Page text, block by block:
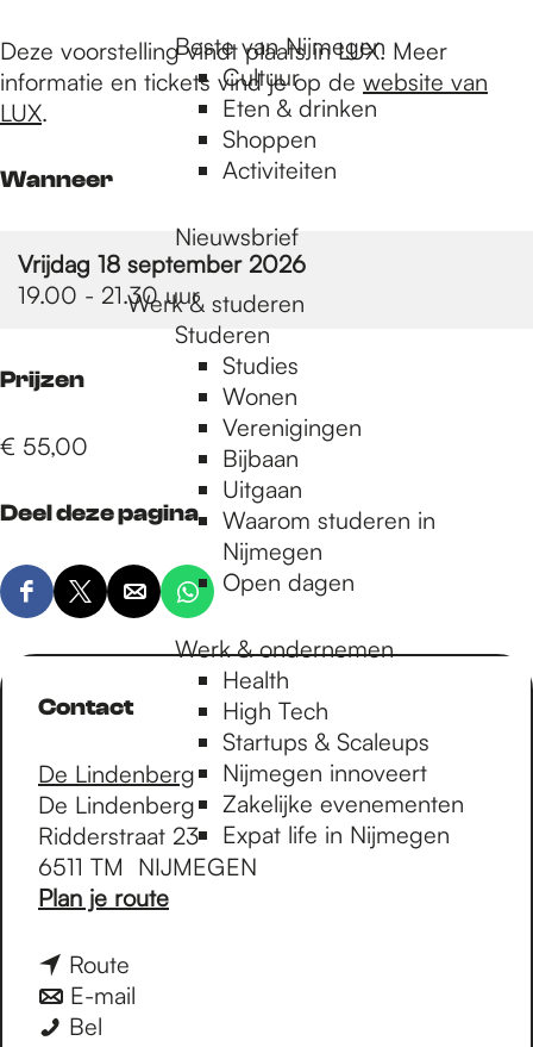
Beste van Nijmegen
Cultuur
Eten & drinken
Shoppen
Activiteiten
Nieuwsbrief
Werk & studeren
Studeren
Studies
Wonen
Verenigingen
Bijbaan
Uitgaan
Waarom studeren in
Nijmegen
Open dagen
Werk & ondernemen
Health
High Tech
Startups & Scaleups
Nijmegen innoveert
Zakelijke evenementen
Expat life in Nijmegen
Deze voorstelling vindt plaats in LUX. Meer
informatie en tickets vind je op de website van
LUX.
Wanneer
Vrijdag 18 september 2026
19.00 - 21.30 uur
Prijzen
€ 55,00
Deel deze pagina
D
e
g
D
e
l
e
z
e
p
a
g
n
a
o
D
e
l
z
e
p
a
g
a
D
e
e
z
e
p
a
Contact
De Lindenberg
De Lindenberg
Ridderstraat 23
6511 TM NIJMEGEN
Plan je routen
Route
a
E-mail
Bel